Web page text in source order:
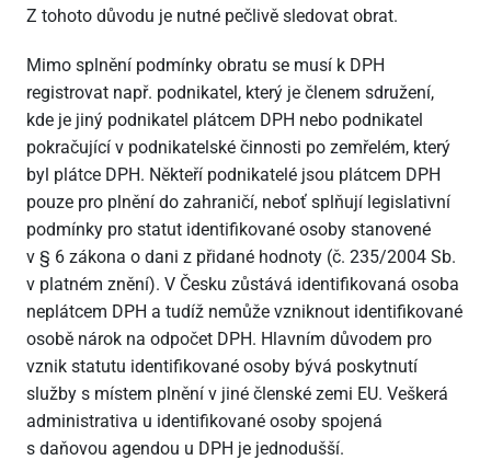
Z tohoto důvodu je nutné pečlivě sledovat obrat.
Mimo splnění podmínky obratu se musí k DPH
registrovat např. podnikatel, který je členem sdružení,
kde je jiný podnikatel plátcem DPH nebo podnikatel
pokračující v podnikatelské činnosti po zemřelém, který
byl plátce DPH. Někteří podnikatelé jsou plátcem DPH
pouze pro plnění do zahraničí, neboť splňují legislativní
podmínky pro statut identifikované osoby stanovené
v § 6 zákona o dani z přidané hodnoty (č. 235/2004 Sb.
v platném znění). V Česku zůstává identifikovaná osoba
neplátcem DPH a tudíž nemůže vzniknout identifikované
osobě nárok na odpočet DPH. Hlavním důvodem pro
vznik statutu identifikované osoby bývá poskytnutí
služby s místem plnění v jiné členské zemi EU. Veškerá
administrativa u identifikované osoby spojená
s daňovou agendou u DPH je jednodušší.